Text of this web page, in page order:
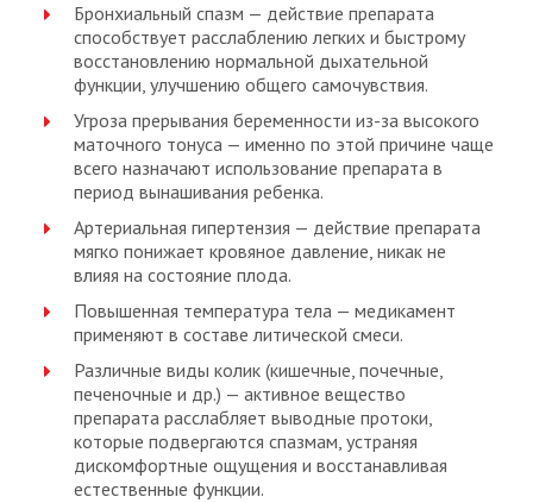
Бронхиальный спазм — действие препарата
способствует расслаблению легких и быстрому
восстановлению нормальной дыхательной
функции, улучшению общего самочувствия.
Угроза прерывания беременности из-за высокого
маточного тонуса — именно по этой причине чаще
всего назначают использование препарата в
период вынашивания ребенка.
Артериальная гипертензия — действие препарата
мягко понижает кровяное давление, никак не
влияя на состояние плода.
Повышенная температура тела — медикамент
применяют в составе литической смеси.
Различные виды колик (кишечные, почечные,
печеночные и др.) — активное вещество
препарата расслабляет выводные протоки,
которые подвергаются спазмам, устраняя
дискомфортные ощущения и восстанавливая
естественные функции.